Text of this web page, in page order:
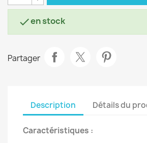
en stock
Partager
Description Détails du
Caractéristiques :